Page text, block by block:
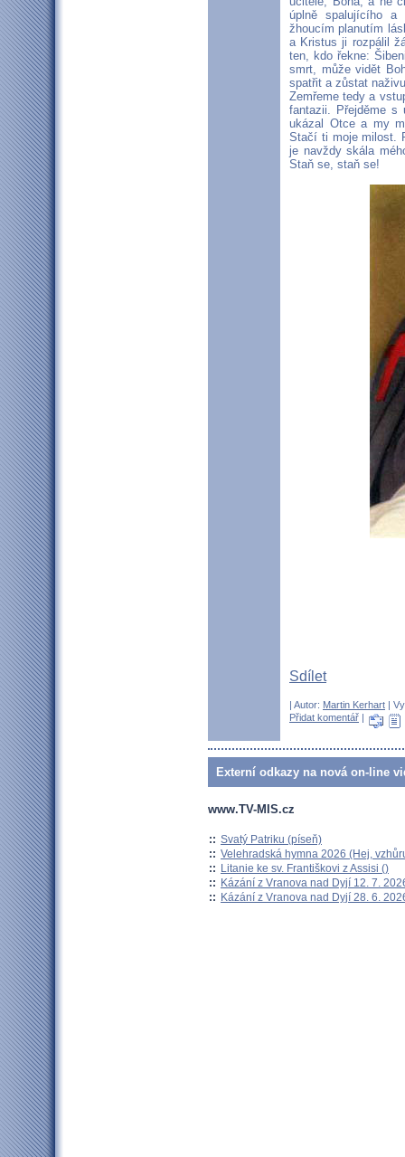
úplně spalujícího
žhoucím planutím
a Kristus ji rozpálil
ten, kdo řekne:
smrt, může vidět
spatřit a zůstat
Zemřeme tedy a
fantazii. Přejděme
ukázal Otce a my
Stačí ti moje milost.
je navždy skála
Staň se, staň se!
Sdílet
| Autor: Martin Kerhart |
Přidat komentář |
Externí odkazy na nová on-line
www.TV-MIS.cz
:: Svatý Patriku (píseň)
:: Velehradská hymna 2026 (Hej,
:: Litanie ke sv. Františkovi z Assisi ()
:: Kázání z Vranova nad Dyjí 12. 7.
:: Kázání z Vranova nad Dyjí 28. 6.